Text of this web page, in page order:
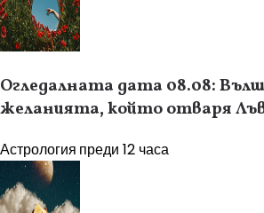
Огледалната дата 08.08:
желанията, който отваря
Астрология преди 12 часа